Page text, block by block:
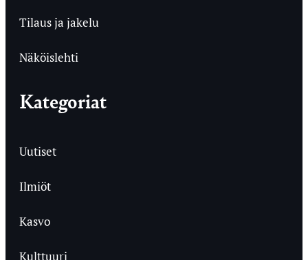
Tilaus ja jakelu
Näköislehti
Kategoriat
Uutiset
Ilmiöt
Kasvo
Kulttuuri